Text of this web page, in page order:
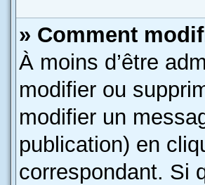
» Comment
À moins d’être
modifier ou
modifier un
publication) en
correspondant. Si